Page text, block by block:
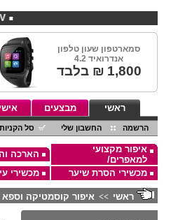
EBHV קניות במחירים מיוחדים באתר
סמארטפון שעון טלפון
אנדרואיד 4.2
1,800 ₪ בלבד
ראשי מבצעים
הרשמה החשבון שלי סל הקניות
איפור מקצועי
למאפרים/
הארכה
מכשירי הסרת שיער
מכשירי
ראשי >> איפור קוסמטיקה וספא